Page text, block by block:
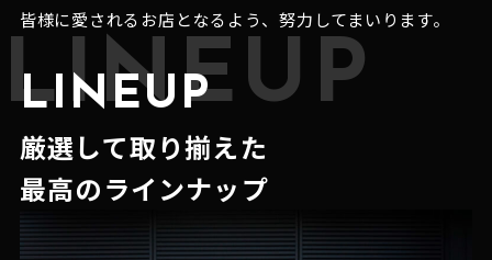
皆様に愛されるお店となるよう、努力してまいります。
LINEUP
LINEUP
厳選して取り揃えた
最高のラインナップ